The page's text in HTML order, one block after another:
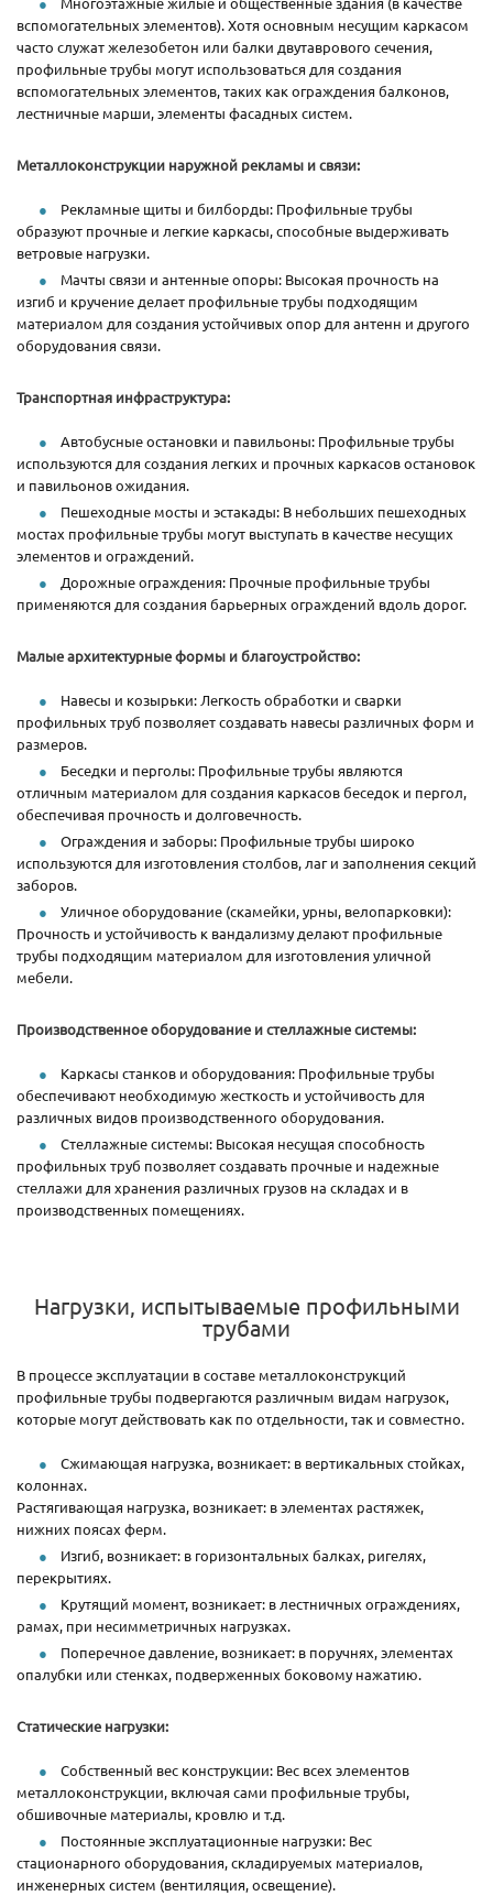
вспомогательных элементов). Хотя основным несущим каркасом
часто служат железобетон или балки двутаврового сечения,
профильные трубы могут использоваться для создания
вспомогательных элементов, таких как ограждения балконов,
лестничные марши, элементы фасадных систем.
Металлоконструкции наружной рекламы и связи:
Рекламные щиты и билборды: Профильные трубы
образуют прочные и легкие каркасы, способные выдерживать
ветровые нагрузки.
Мачты связи и антенные опоры: Высокая прочность на
изгиб и кручение делает профильные трубы подходящим
материалом для создания устойчивых опор для антенн и другого
оборудования связи.
Транспортная инфраструктура:
Автобусные остановки и павильоны: Профильные трубы
используются для создания легких и прочных каркасов остановок
и павильонов ожидания.
Пешеходные мосты и эстакады: В небольших пешеходных
мостах профильные трубы могут выступать в качестве несущих
элементов и ограждений.
Дорожные ограждения: Прочные профильные трубы
применяются для создания барьерных ограждений вдоль дорог.
Малые архитектурные формы и благоустройство:
Навесы и козырьки: Легкость обработки и сварки
профильных труб позволяет создавать навесы различных форм и
размеров.
Беседки и перголы: Профильные трубы являются
отличным материалом для создания каркасов беседок и пергол,
обеспечивая прочность и долговечность.
Ограждения и заборы: Профильные трубы широко
используются для изготовления столбов, лаг и заполнения секций
заборов.
Уличное оборудование (скамейки, урны, велопарковки):
Прочность и устойчивость к вандализму делают профильные
трубы подходящим материалом для изготовления уличной
мебели.
Производственное оборудование и стеллажные системы:
Каркасы станков и оборудования: Профильные трубы
обеспечивают необходимую жесткость и устойчивость для
различных видов производственного оборудования.
Стеллажные системы: Высокая несущая способность
профильных труб позволяет создавать прочные и надежные
стеллажи для хранения различных грузов на складах и в
производственных помещениях.
Нагрузки, испытываемые профильными
трубами
В процессе эксплуатации в составе металлоконструкций
профильные трубы подвергаются различным видам нагрузок,
которые могут действовать как по отдельности, так и совместно.
Сжимающая нагрузка, возникает: в вертикальных стойках,
колоннах.
Растягивающая нагрузка, возникает: в элементах растяжек,
нижних поясах ферм.
Изгиб, возникает: в горизонтальных балках, ригелях,
перекрытиях.
Крутящий момент, возникает: в лестничных ограждениях,
рамах, при несимметричных нагрузках.
Поперечное давление, возникает: в поручнях, элементах
опалубки или стенках, подверженных боковому нажатию.
Статические нагрузки:
Собственный вес конструкции: Вес всех элементов
металлоконструкции, включая сами профильные трубы,
обшивочные материалы, кровлю и т.д.
Постоянные эксплуатационные нагрузки: Вес
стационарного оборудования, складируемых материалов,
инженерных систем (вентиляция, освещение).